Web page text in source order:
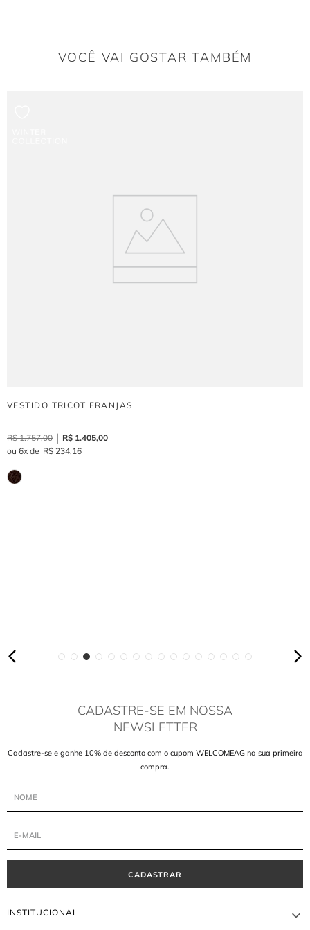
VOCÊ VAI GOSTAR TAMBÉM
VESTIDO TRICOT FRANJAS
R$ 1.757,00 R$ 1.405,00
6
R$ 234,16
CADASTRE-SE EM NOSSA
NEWSLETTER
Cadastre-se e ganhe 10% de desconto com o cupom WELCOMEAG na sua primeira
compra.
CADASTRAR
INSTITUCIONAL